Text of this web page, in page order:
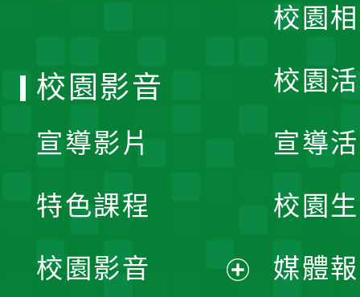
校園
校園
宣導
校園
媒體
校園影音
宣導影片
特色課程
校園影音